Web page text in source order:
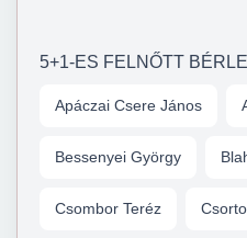
5+1-ES FELNŐTT
Apáczai Csere János
Bessenyei György
Csombor Teréz